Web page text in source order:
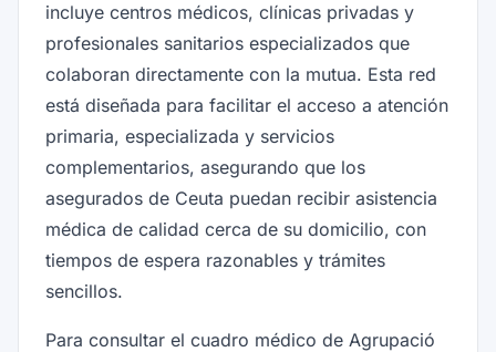
incluye centros médicos, clínicas privadas y
profesionales sanitarios especializados que
colaboran directamente con la mutua. Esta red
está diseñada para facilitar el acceso a atención
primaria, especializada y servicios
complementarios, asegurando que los
asegurados de Ceuta puedan recibir asistencia
médica de calidad cerca de su domicilio, con
tiempos de espera razonables y trámites
sencillos.
Para consultar el cuadro médico de Agrupació